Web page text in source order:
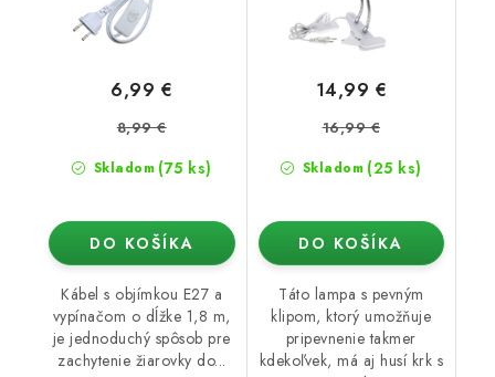
Skladom (75 ks)
6,99 €
8,99 €
DO KOŠÍKA
Kábel s objímkou E27 a
vypínačom o dĺžke 1,8 m,
je jednoduchý spôsob pre
zachytenie žiarovky do...
Skladom (25 ks)
14,99 €
16,99 €
DO KOŠÍKA
Táto lampa s pevným
klipom, ktorý umožňuje
pripevnenie takmer
kdekoľvek, má aj husí krk s